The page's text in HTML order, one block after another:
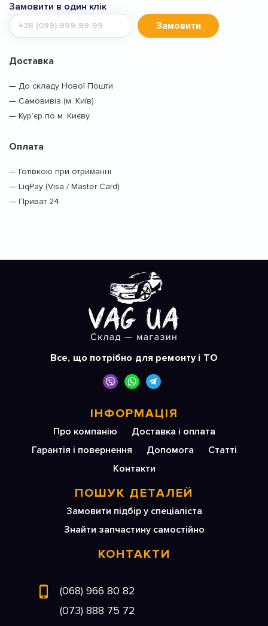
Замовити в один клік
Мобільний
телефон
Замовити
Доставка
— До складу Нової Пошти
— Самовивіз (м. Київ)
— Кур’єр по м. Києву
Оплата
— Готівкою при отриманні
— LiqPay (Visa / Master Card)
— Приват 24
Все, що потрібно для ремонту і ТО
ІНФОРМАЦІЯ
Про компанію
Доставка і оплата
Гарантія і повернення
Допомога
Статті
Контакти
ПОШУК ДЕТАЛЕЙ
Замовити підбір у спеціаліста
Знайти запчастину самостійно
КОНТАКТИ
(068) 966 80 82
(073) 888 75 72